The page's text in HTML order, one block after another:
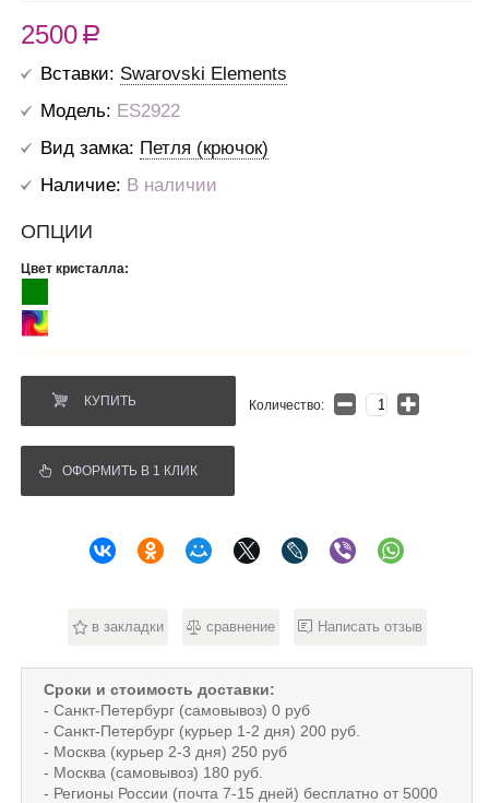
2500R
Вставки: Swarovski Elements
Модель: ES2922
Вид замка: Петля (крючок)
Наличие: В наличии
ОПЦИИ
Цвет кристалла:
КУПИТЬ Количество:
ОФОРМИТЬ В 1 КЛИК
в закладки сравнение Написать отзыв
Сроки и стоимость доставки:
- Санкт-Петербург (самовывоз) 0 руб
- Санкт-Петербург (курьер 1-2 дня) 200 руб.
- Москва (курьер 2-3 дня) 250 руб
- Москва (самовывоз) 180 руб.
- Регионы России (почта 7-15 дней) бесплатно от 5000